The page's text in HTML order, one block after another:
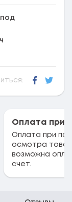
Оплата при
Оплата при
осмотра
возможна
счет.